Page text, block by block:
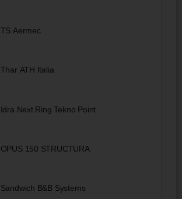
TS Aermec
Thar ATH Italia
Idra Next Ring Tekno Point
OPUS 150 STRUCTURA
Sandwich B&B Systems